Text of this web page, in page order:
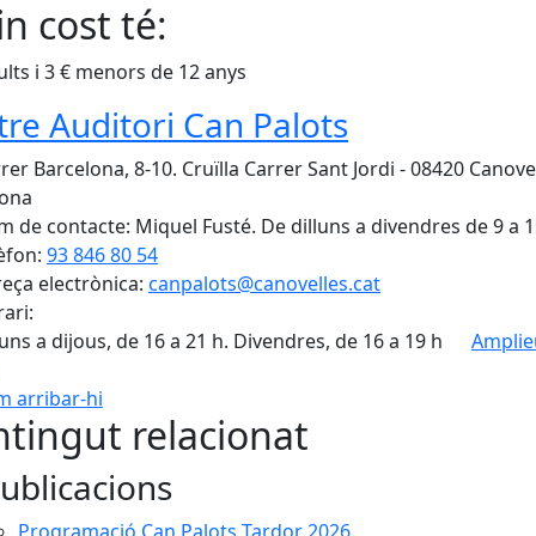
cost té:
i 3 € menors de 12 anys
Auditori Can Palots
Barcelona, 8-10. Cruïlla Carrer Sant Jordi - 08420
de contacte: Miquel Fusté. De dilluns a divendres de 9 a
93 846 80 54
electrònica: canpalots@canovelles.cat
a dijous, de 16 a 21 h. Divendres, de 16 a 19 h
arribar-hi
relacionat